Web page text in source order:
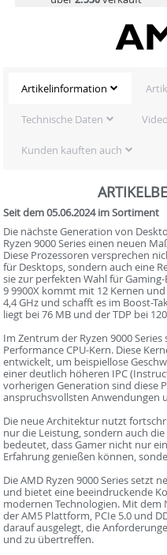
Artikelinformation
Technische Daten Video
Kunden kauften auch
Seit dem 05.06.2024 im Sortiment
Die nächste Generation von
Ryzen 9000 Series einen neuen
Diese Prozessoren versprechen
für Desktops, sondern auch eine
sie zur perfekten Wahl für Gaming-
9 9900X kommt mit 12 Kernen
4,4 GHz und schafft es im Boost-
liegt bei 76 MB und der TDP bei
Im Zentrum der Ryzen 9000
Performance CPU-Kern. Diese
entwickelt, um beispiellose
einer deutlich höheren IPC
vorherigen Generation sind diese
anspruchsvollsten Anwendungen
Die neue Architektur nutzt
nur die Leistung, sondern auch
bedeutet, dass Gamer nicht nur
Erfahrung genießen können,
Die AMD Ryzen 9000 Series setzt
und bietet eine beeindruckende
modernen Technologien. Mit dem
der AM5 Plattform, PCIe 5.0 und
darauf ausgelegt, die
und zu übertreffen.